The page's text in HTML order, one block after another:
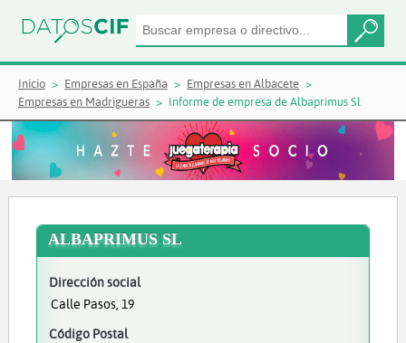
Inicio Empresas en España
Empresas en Albacete
Empresas en Madrigueras
Informe de empresa de Albaprimus Sl
ALBAPRIMUS SL
Dirección social
Calle Pasos, 19
Código Postal